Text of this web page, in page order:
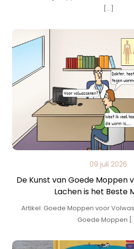
[…]
09 juli 2026
De Kunst van Goede Moppen
Lachen is het Beste
Artikel: Goede Moppen voor
Goede Moppen